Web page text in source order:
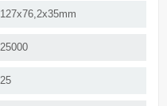
127x76,2x35mm
25000
25